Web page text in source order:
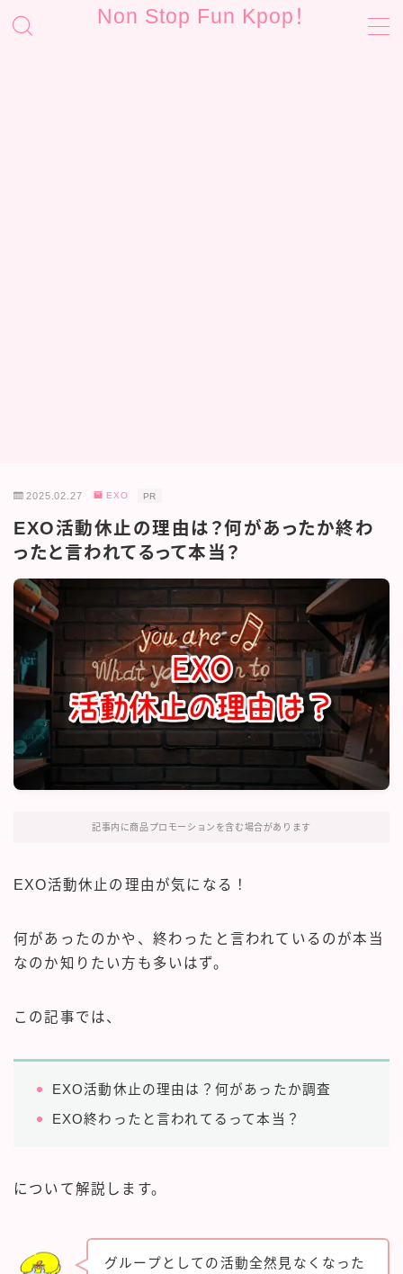
Non Stop Fun Kpop！
2025.02.27 EXO PR
EXO活動休止の理由は？何があったか終わ
ったと言われてるって本当？
記事内に商品プロモーションを含む場合があります
EXO活動休止の理由が気になる！
何があったのかや、終わったと言われているのが本当
なのか知りたい方も多いはず。
この記事では、
EXO活動休止の理由は？何があったか調査
EXO終わったと言われてるって本当？
について解説します。
グループとしての活動全然見なくなった